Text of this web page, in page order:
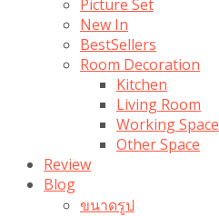
Picture Set
New In
BestSellers
Room Decoration
Kitchen
Living Room
Working Space
Other Space
Review
Blog
ขนาดรูป